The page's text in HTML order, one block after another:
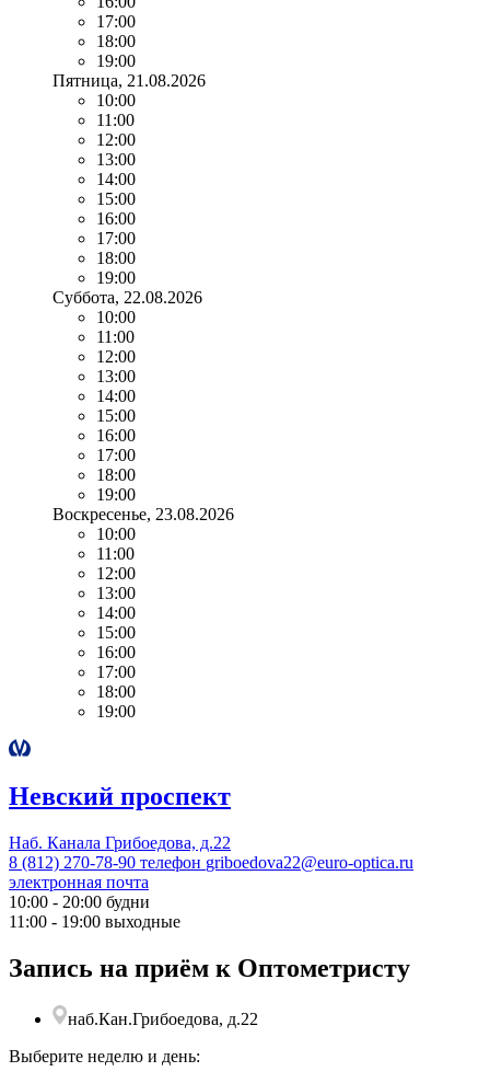
17:00
18:00
19:00
Пятница, 21.08.2026
10:00
11:00
12:00
13:00
14:00
15:00
16:00
17:00
18:00
19:00
Суббота, 22.08.2026
10:00
11:00
12:00
13:00
14:00
15:00
16:00
17:00
18:00
19:00
Воскресенье, 23.08.2026
10:00
11:00
12:00
13:00
14:00
15:00
16:00
17:00
18:00
19:00
Невский проспект
Наб. Канала Грибоедова, д.22
8 (812) 270-78-90 телефон griboedova22@euro-optica.ru
электронная почта
10:00 - 20:00 будни
11:00 - 19:00 выходные
Запись на приём к Оптометристу
наб.Кан.Грибоедова, д.22
Выберите неделю и день: